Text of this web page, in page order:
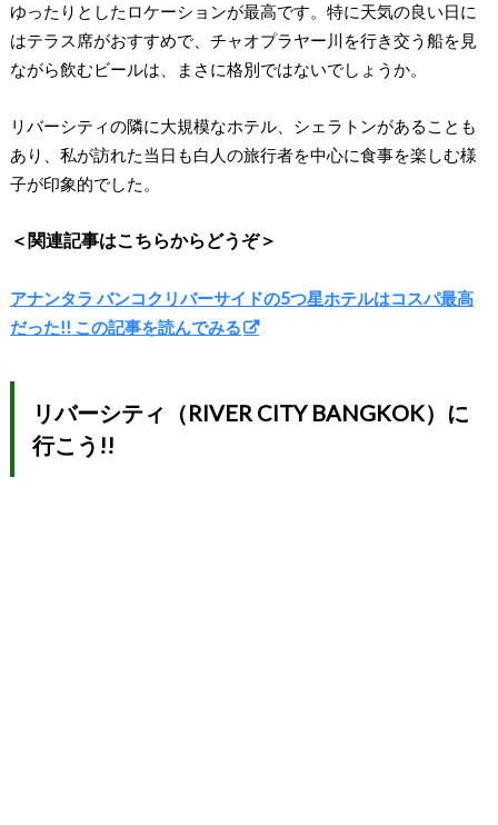
ゆったりとしたロケーションが最高です。特に天気の良い日に
はテラス席がおすすめで、チャオプラヤー川を行き交う船を見
ながら飲むビールは、まさに格別ではないでしょうか。
リバーシティの隣に大規模なホテル、シェラトンがあることも
あり、私が訪れた当日も白人の旅行者を中心に食事を楽しむ様
子が印象的でした。
＜関連記事はこちらからどうぞ＞
アナンタラ バンコクリバーサイドの5つ星ホテルはコスパ最高
だった!! この記事を読んでみる
リバーシティ（RIVER CITY BANGKOK）に
行こう!!